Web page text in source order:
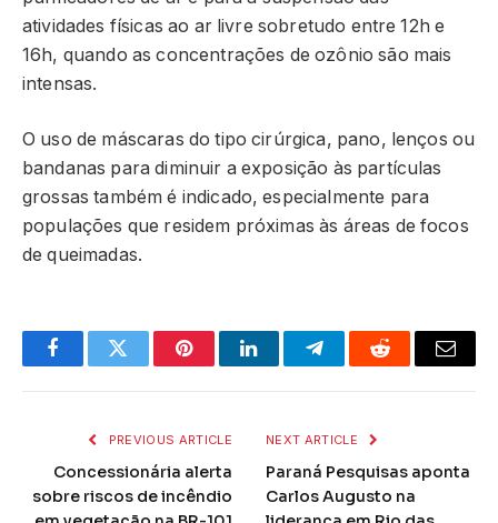
atividades físicas ao ar livre sobretudo entre 12h e
16h, quando as concentrações de ozônio são mais
intensas.
O uso de máscaras do tipo cirúrgica, pano, lenços ou
bandanas para diminuir a exposição às partículas
grossas também é indicado, especialmente para
populações que residem próximas às áreas de focos
de queimadas.
FacebookTwitter PinterestLinkedInTelegramReddit Email
PREVIOUS ARTICLE
Concessionária alerta
sobre riscos de incêndio
NEXT ARTICLE
Paraná Pesquisas aponta
Carlos Augusto na